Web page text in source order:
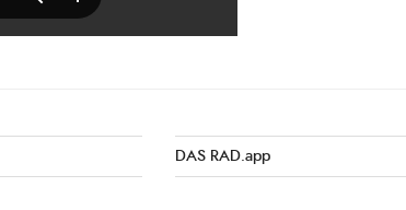
DAS RAD.app